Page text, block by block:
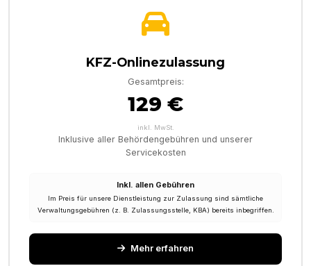
KFZ-Onlinezulassung
Gesamtpreis:
129 €
inkl. MwSt.
Inklusive aller Behördengebühren und unserer
Servicekosten
Inkl. allen Gebühren
Im Preis für unsere Dienstleistung zur Zulassung sind sämtliche
Verwaltungsgebühren (z. B. Zulassungsstelle, KBA) bereits inbegriffen.
Mehr erfahren